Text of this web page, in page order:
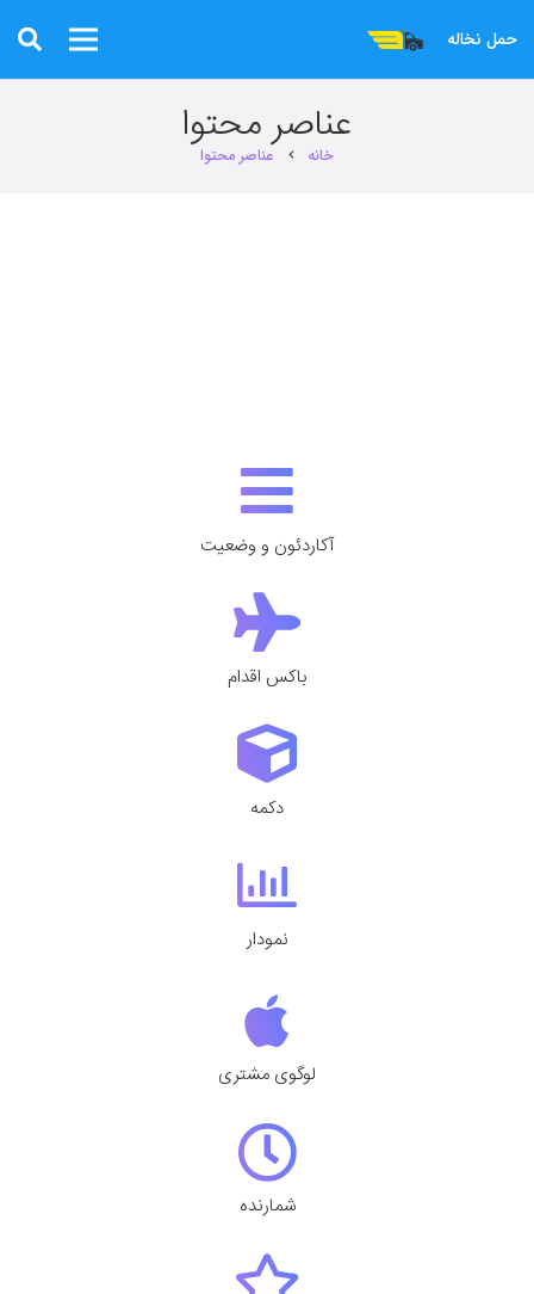
حمل نخاله
عناصر محتوا
خانه chevron_right عناصر محتوا
آکاردئون و وضعیت
باکس اقدام
دکمه
نمودار
لوگوی مشتری
شمارنده